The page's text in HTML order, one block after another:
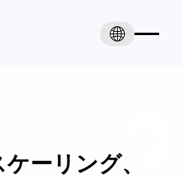
ケーリング、